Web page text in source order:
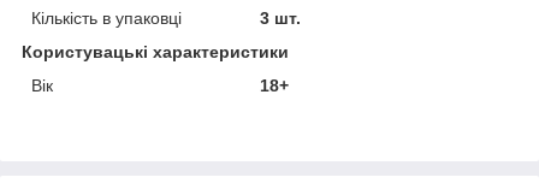
Кількість в упаковці
3 шт.
Користувацькi характеристики
Вік
18+